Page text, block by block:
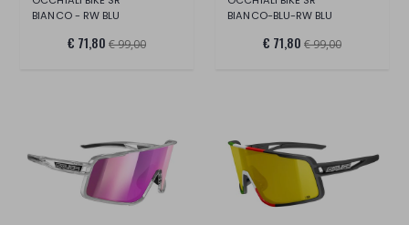
BIANCO - RW BLU
€ 71,80 € 99,00
BIANCO-BLU-RW BLU
€ 71,80 € 99,00